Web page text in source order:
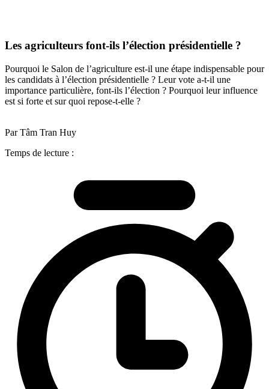
Les agriculteurs font-ils l’élection présidentielle ?
Pourquoi le Salon de l’agriculture est-il une étape indispensable pour
les candidats à l’élection présidentielle ? Leur vote a-t-il une
importance particulière, font-ils l’élection ? Pourquoi leur influence
est si forte et sur quoi repose-t-elle ?
Par Tâm Tran Huy
Temps de lecture :